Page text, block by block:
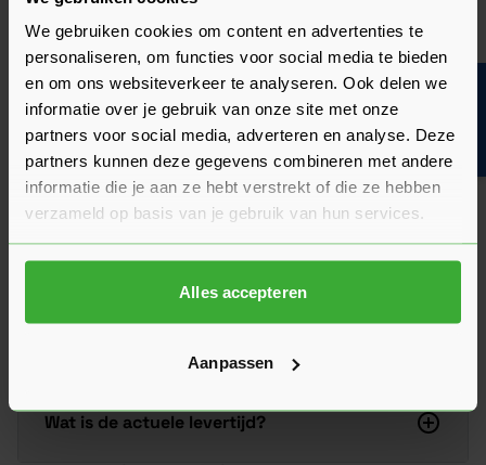
We gebruiken cookies om content en advertenties te
personaliseren, om functies voor social media te bieden
en om ons websiteverkeer te analyseren. Ook delen we
informatie over je gebruik van onze site met onze
partners voor social media, adverteren en analyse. Deze
partners kunnen deze gegevens combineren met andere
informatie die je aan ze hebt verstrekt of die ze hebben
verzameld op basis van je gebruik van hun services.
Alles accepteren
Aanpassen
Veelgestelde vragen
Hier vind je antwoorden op de meest gestelde vragen over dit
product. We hebben de belangrijkste onderwerpen alvast
voor je op een rij gezet zodat je snel verder kunt.
Kun je het antwoord op jouw vraag niet vinden? Neem dan
gerust contact op met een van onze experts we helpen je
graag verder!
Stel je vraag
Wat is de actuele levertijd?